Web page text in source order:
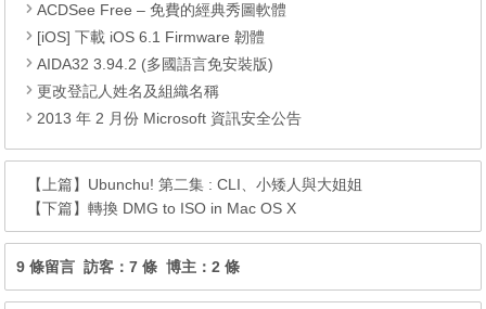
ACDSee Free – 免費的經典秀圖軟體
[iOS] 下載 iOS 6.1 Firmware 韌體
AIDA32 3.94.2 (多國語言免安裝版)
更改登記人姓名及組織名稱
2013 年 2 月份 Microsoft 資訊安全公告
【上篇】 Ubunchu! 第二集 : CLI、小矮人與大姐姐
【下篇】轉換 DMG to ISO in Mac OS X
9 條留言 訪客：7 條 博主：2 條